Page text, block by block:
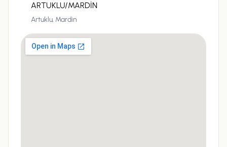
ARTUKLU/MARDİN
Artuklu, Mardin